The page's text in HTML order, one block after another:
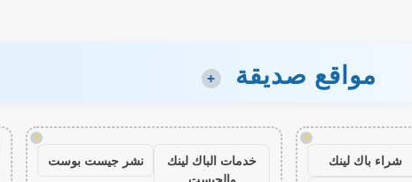
مواقع صديقة +
!
شراء باك لينك
!
خدمات الباك لينك
نشر جيست بوست